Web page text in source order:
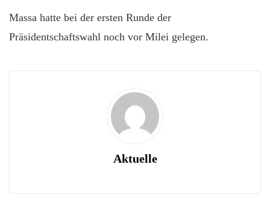
Massa hatte bei der ersten Runde der
Präsidentschaftswahl noch vor Milei gelegen.
Aktuelle